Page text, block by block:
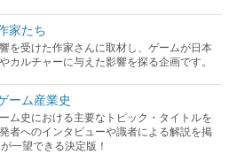
家たち
を受けた作家さんに取材し、ゲームが日本
カルチャーに与えた影響を探る企画です。
ーム産業史
ム史における主要なトピック・タイトルを
者へのインタビューや識者による解説を掲
一望できる決定版！